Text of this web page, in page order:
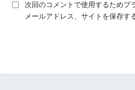
次回のコメントで使用するためブ
メールアドレス、サイトを保存す